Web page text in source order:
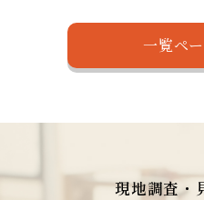
一覧ペ
現地調査・